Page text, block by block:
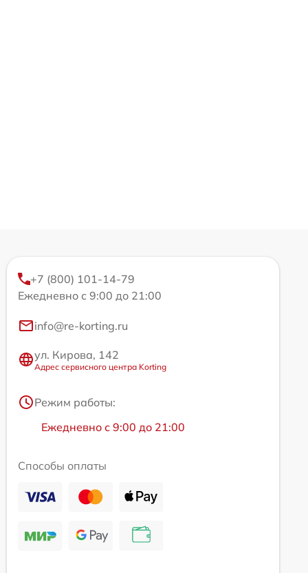
+7 (800) 101-14-79
Ежедневно с 9:00 до 21:00
info@re-korting.ru
ул. Кирова, 142
Адрес сервисного центра Korting
Режим работы:
Ежедневно с 9:00 до 21:00
Способы оплаты